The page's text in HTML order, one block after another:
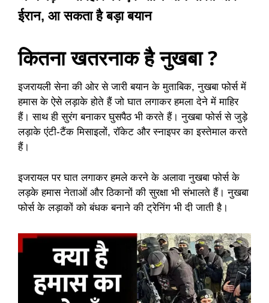
ईरान, आ सकता है बड़ा बयान
कितना खतरनाक है नुखबा ?
इजरायली सेना की ओर से जारी बयान के मुताबिक, नुखबा फोर्स में
हमास के ऐसे लड़ाके होते हैं जो घात लगाकर हमला देने में माहिर
हैं। साथ ही सुरंग बनाकर घुसपैठ भी करते हैं। नुखबा फोर्स से जुड़े
लड़ाके एंटी-टैंक मिसाइलों, रॉकेट और स्नाइपर का इस्तेमाल करते
हैं।
इजरायल पर घात लगाकर हमले करने के अलावा नुखबा फोर्स के
लड़के हमास नेताओं और ठिकानों की सुरक्षा भी संभालते हैं। नुखबा
फोर्स के लड़ाकों को बंधक बनाने की ट्रेनिंग भी दी जाती है।